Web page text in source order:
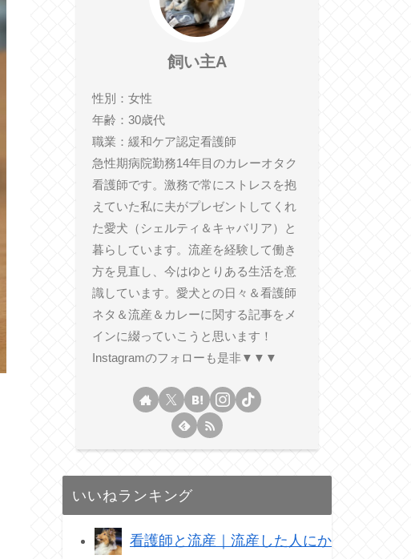
飼い主A
性別：女性
年齢：30歳代
職業：緩和ケア認定看護師
急性期病院勤務14年目のカレーオタク
看護師です。激務で常にストレスを抱
えていた私に夫がプレゼントしてくれ
た愛犬（シェルティ＆キャバリア）と
暮らしています。流産を経験して働き
方を見直し、今はゆとりある生活を意
識しています。愛犬との日々＆看護師
ネタ＆流産＆カレーに関する記事をメ
インに綴っていこうと思います！
Instagramのフォローも是非▼▼▼
いいねランキング
看護師と流産｜流産した人にか